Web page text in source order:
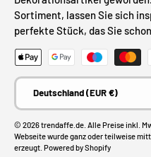
Sortiment, lassen Sie sich
perfekte Stück, das Sie
Zahlungsmethoden
Land/Region
Deutschland (EUR €)
© 2026trendaffe.de . Alle Preise inkl.
Webseite wurde ganz oder teilweise
erzeugt. Powered by Shopify